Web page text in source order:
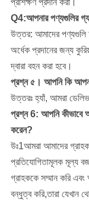
প্রশিক্ষণ প্রদান করা।
Q4:আপনার পণ্যগুলির
উত্তর: আমাদের পণ্যগুলি
অর্ধেক প্রদানের জন্য
দ্বারা বহন করা হবে।
প্রশ্ন ৫। আপনি কি
উত্তরঃ হ্যাঁ, আমরা
প্রশ্ন 6: আপনি কীভাবে
করেন?
উঃ1আমরা আমাদের
প্রতিযোগিতামূলক মূল্য
গ্রাহককে সম্মান করি
বন্ধুত্ব করি,তারা যেখান